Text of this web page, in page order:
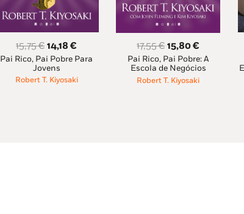
15,75€ O
preço
original
14,18€
preço
atual
Pai Rico, Pai Pobre Para
Jovens
Robert T. Kiyosaki
17,55€O
preço
original
15,80€
preço
atual
Pai Rico, Pai Pobre: A
Escola de Negócios
Robert T. Kiyosaki